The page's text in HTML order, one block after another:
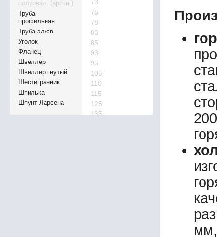
полуовал. (арочн.)
Труба
профильная
Труба эл/св
Уголок
Фланец
Швеллер
Швеллер гнутый
Шестигранник
Шпилька
Шпунт Ларсена
73
75
78
83
85
93
95
105
110
115
125
135